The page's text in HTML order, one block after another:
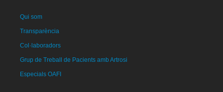
Qui som
Transparència
Col·laboradors
Grup de Treball de Pacients amb Artrosi
Especials OAFI